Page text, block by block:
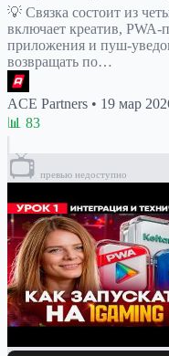
💡 Связка состоит из
включает креатив,
приложения и пуш-
возвращать по…
ACE Partners • 19 мар
📊 83
📺 превью недоступно